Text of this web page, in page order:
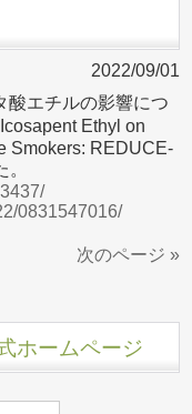
2022/09/01
酸エチルの影響につ
Ethyl on
Smokers: REDUCE-
0831547016/
次のページ »
ホームページ